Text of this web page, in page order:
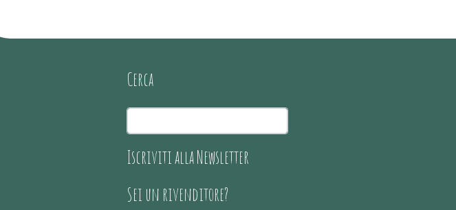
Cerca
Iscriviti alla Newsletter
Sei un rivenditore?